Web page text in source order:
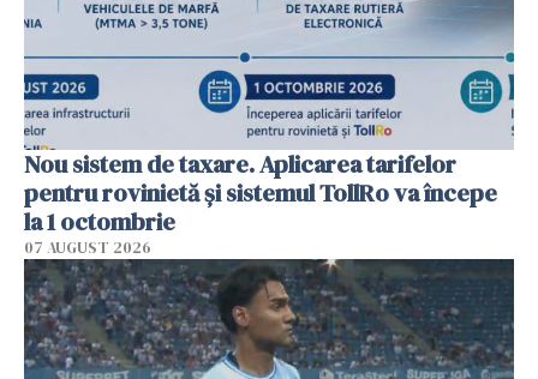
Nou sistem de taxare. Aplicarea tarifelor
pentru rovinietă şi sistemul TollRo va începe
la 1 octombrie
07 AUGUST 2026